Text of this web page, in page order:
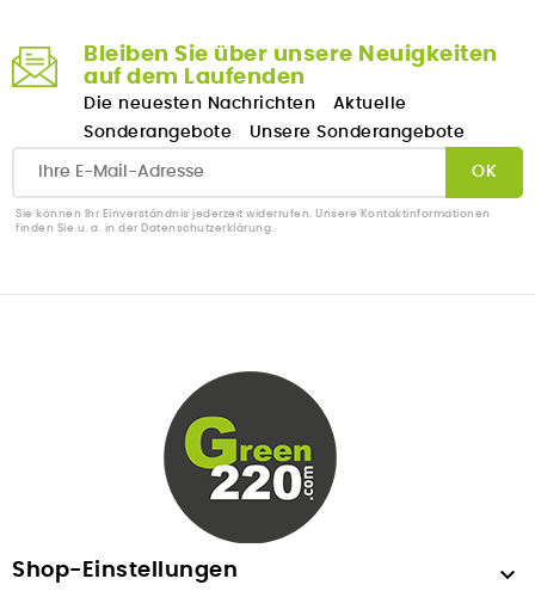
Bleiben Sie über unsere Neuigkeiten
auf dem Laufenden
Die neuesten Nachrichten
Aktuelle
Sonderangebote
Unsere Sonderangebote
Sie können Ihr Einverständnis jederzeit widerrufen. Unsere Kontaktinformationen
finden Sie u. a. in der Datenschutzerklärung.
Shop-Einstellungen 